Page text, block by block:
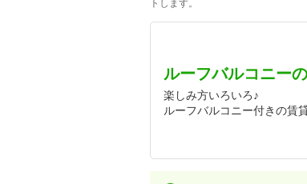
トします。
ルーフバルコニー
楽しみ方いろいろ♪
ルーフバルコニー付きの賃